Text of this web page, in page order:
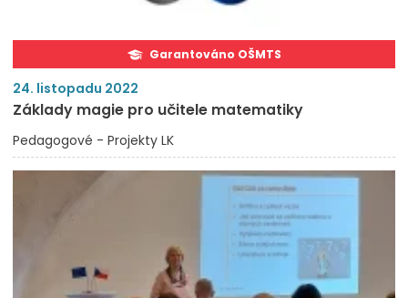
Garantováno OŠMTS
24. listopadu 2022
Základy magie pro učitele matematiky
Pedagogové - Projekty LK